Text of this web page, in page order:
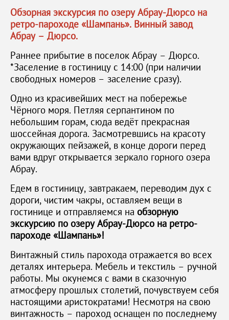
Обзорная экскурсия по озеру Абрау-Дюрсо на
ретро-пароходе «Шампань». Винный завод
Абрау – Дюрсо.
Раннее прибытие в поселок Абрау – Дюрсо.
*Заселение в гостиницу с 14:00 (при наличии
свободных номеров – заселение сразу).
Одно из красивейших мест на побережье
Чёрного моря. Петляя серпантином по
небольшим горам, сюда ведёт прекрасная
шоссейная дорога. Засмотревшись на красоту
окружающих пейзажей, в конце дороги перед
вами вдруг открывается зеркало горного озера
Абрау.
Едем в гостиницу, завтракаем, переводим дух с
дороги, чистим чакры, оставляем вещи в
гостинице и отправляемся на обзорную
экскурсию по озеру Абрау-Дюрсо на ретро-
пароходе «Шампань»!
Винтажный стиль парохода отражается во всех
деталях интерьера. Мебель и текстиль – ручной
работы. Мы окунемся с вами в сказочную
атмосферу прошлых столетий, почувствуем себя
настоящими аристократами! Несмотря на свою
винтажность – пароход оснащен по последнему